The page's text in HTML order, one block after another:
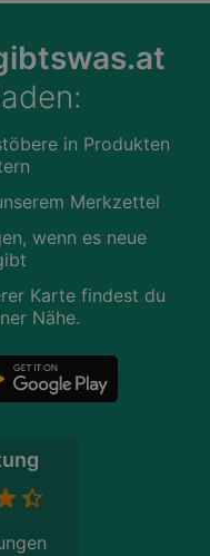
in Produkten
Merkzettel
wenn es neue
Karte findest du
Nähe.